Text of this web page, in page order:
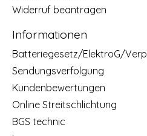
Widerruf beantragen
Informationen
Batteriegesetz/ElektroG/
Sendungsverfolgung
Kundenbewertungen
Online Streitschlichtung
BGS technic